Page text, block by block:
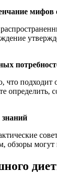
мифов
подходит
обзоры